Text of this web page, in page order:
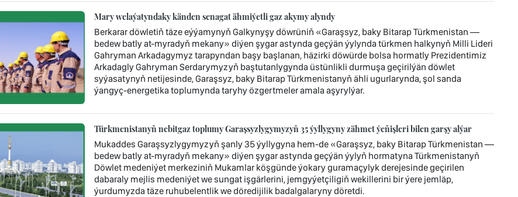
Mary welaýatyndaky känden senagat ähmiýetli gaz akymy alyndy
Berkarar döwletiň täze eýýamynyň Galkynyşy döwrüniň «Garaşsyz, baky Bitarap Türkmenistan —
bedew batly at-myradyň mekany» diýen şygar astynda geçýän ýylynda türkmen halkynyň Milli Lideri
Gahryman Arkadagymyz tarapyndan başy başlanan, häzirki döwürde bolsa hormatly Prezidentimiz
Arkadagly Gahryman Serdarymyzyň baştutanlygynda üstünlikli durmuşa geçirilýän döwlet
syýasatynyň netijesinde, Garaşsyz, baky Bitarap Türkmenistanyň ähli ugurlarynda, şol sanda
ýangyç-energetika toplumynda taryhy özgertmeler amala aşyrylýar.
Türkmenistanyň nebitgaz toplumy Garaşsyzlygymyzyň 35 ýyllygyny zähmet ýeňişleri bilen garşy alýar
Mukaddes Garaşsyzlygymyzyň şanly 35 ýyllygyna hem-de «Garaşsyz, baky Bitarap Türkmenistan —
bedew batly at-myradyň mekany» diýen şygar astynda geçýän ýylyň hormatyna Türkmenistanyň
Döwlet medeniýet merkeziniň Mukamlar köşgünde ýokary guramaçylyk derejesinde geçirilen
dabaraly mejlis medeniýet we sungat işgärlerini, jemgyýetçiligiň wekillerini bir ýere jemläp,
ýurdumyzda täze ruhubelentlik we döredijilik badalgalaryny döretdi.